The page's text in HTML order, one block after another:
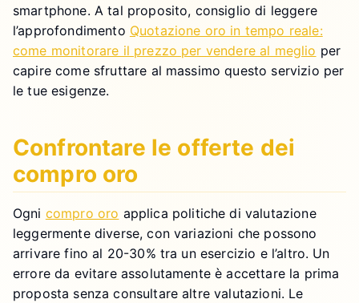
smartphone. A tal proposito, consiglio di leggere
l’approfondimento Quotazione oro in tempo reale:
come monitorare il prezzo per vendere al meglio per
capire come sfruttare al massimo questo servizio per
le tue esigenze.
Confrontare le offerte dei
compro oro
Ogni compro oro applica politiche di valutazione
leggermente diverse, con variazioni che possono
arrivare fino al 20-30% tra un esercizio e l’altro. Un
errore da evitare assolutamente è accettare la prima
proposta senza consultare altre valutazioni. Le